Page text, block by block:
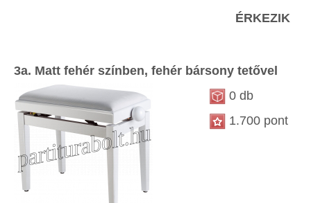
ÉRKEZIK
3a. Matt fehér színben, fehér bársony tetővel
0 db
1.700 pont